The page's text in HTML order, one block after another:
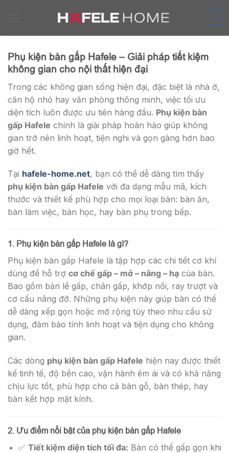
0
Phụ kiện bàn gấp Hafele – Giải pháp tiết kiệm
không gian cho nội thất hiện đại
Trong các không gian sống hiện đại, đặc biệt là nhà ở,
căn hộ nhỏ hay văn phòng thông minh, việc tối ưu
diện tích luôn được ưu tiên hàng đầu. Phụ kiện bàn
gấp Hafele chính là giải pháp hoàn hảo giúp không
gian trở nên linh hoạt, tiện nghi và gọn gàng hơn bao
giờ hết.
Tại hafele-home.net, bạn có thể dễ dàng tìm thấy
phụ kiện bàn gấp Hafele với đa dạng mẫu mã, kích
thước và thiết kế phù hợp cho mọi loại bàn: bàn ăn,
bàn làm việc, bàn học, hay bàn phụ trong bếp.
1. Phụ kiện bàn gấp Hafele là gì?
Phụ kiện bàn gấp Hafele là tập hợp các chi tiết cơ khí
dùng để hỗ trợ cơ chế gấp – mở – nâng – hạ của bàn.
Bao gồm bản lề gấp, chân gấp, khớp nối, ray trượt và
cơ cấu nâng đỡ. Những phụ kiện này giúp bàn có thể
dễ dàng xếp gọn hoặc mở rộng tùy theo nhu cầu sử
dụng, đảm bảo tính linh hoạt và tiện dụng cho không
gian.
Các dòng phụ kiện bàn gấp Hafele hiện nay được thiết
kế tinh tế, độ bền cao, vận hành êm ái và có khả năng
chịu lực tốt, phù hợp cho cả bàn gỗ, bàn thép, hay
bàn kết hợp mặt kính.
2. Ưu điểm nổi bật của phụ kiện bàn gấp Hafele
✅ Tiết kiệm diện tích tối đa: Bàn có thể gấp gọn khi